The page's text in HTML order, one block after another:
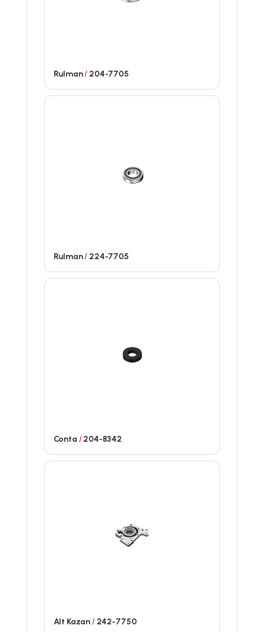
Rulman/ 204-7705
Rulman/ 224-7705
Conta /204-8342
Alt Kazan/242-7750